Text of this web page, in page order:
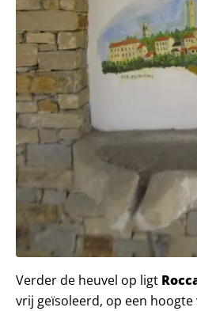
Verder de heuvel op ligt
vrij geïsoleerd, op een